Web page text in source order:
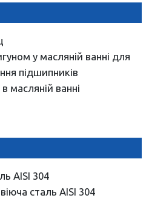
у масляній ванні для
підшипників
масляній ванні
AISI 304
сталь AISI 304